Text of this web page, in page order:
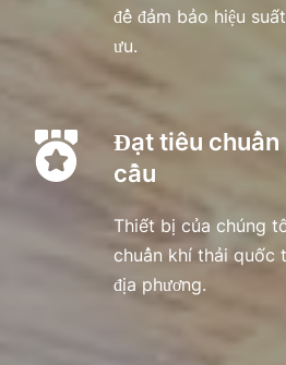
để đảm bảo hiệu
ưu.
Đạt tiêu chuẩn
cầu
Thiết bị của chúng
chuẩn khí thải quốc
địa phương.